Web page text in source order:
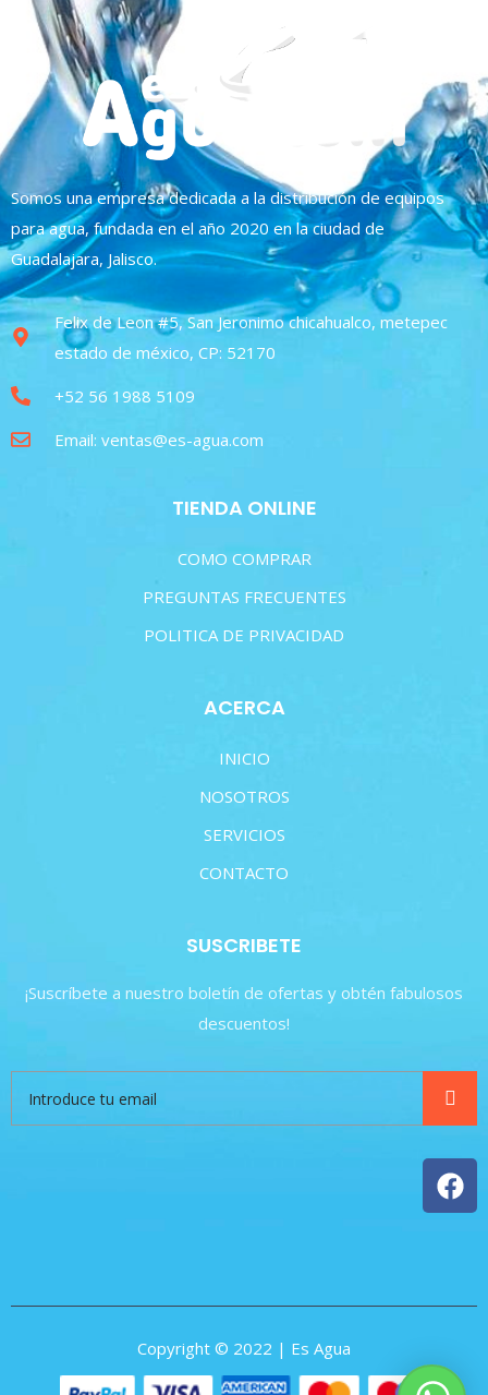
Somos una empresa dedicada a la distribución de equipos
para agua, fundada en el año 2020 en la ciudad de
Guadalajara, Jalisco.
Felix de Leon #5, San Jeronimo chicahualco, metepec
estado de méxico, CP: 52170
+52 56 1988 5109
Email: ventas@es-agua.com
TIENDA ONLINE
COMO COMPRAR
PREGUNTAS FRECUENTES
POLITICA DE PRIVACIDAD
ACERCA
INICIO
NOSOTROS
SERVICIOS
CONTACTO
SUSCRIBETE
¡Suscríbete a nuestro boletín de ofertas y obtén fabulosos
descuentos!
Copyright © 2022 | Es Agua